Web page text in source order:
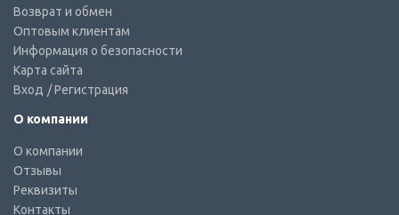
Возврат и обмен
Оптовым клиентам
Информация о безопасности
Карта сайта
Вход / Регистрация
О компании
О компании
Отзывы
Реквизиты
Контакты